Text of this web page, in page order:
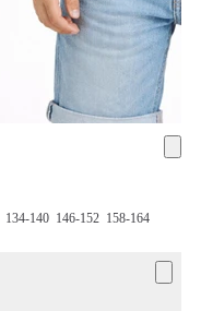
134-140 146-152 158-164